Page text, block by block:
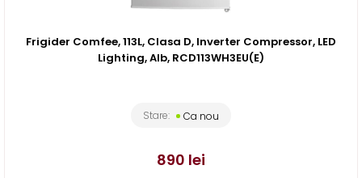
Frigider Comfee, 113L, Clasa D, Inverter Compressor, LED
Lighting, Alb, RCD113WH3EU(E)
Stare: Ca nou
890 lei